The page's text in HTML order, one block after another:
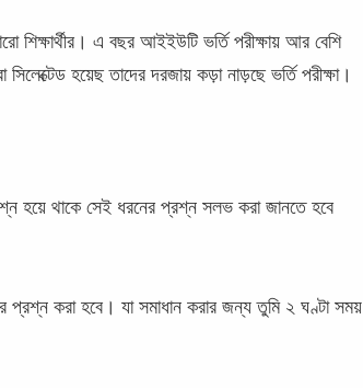
শিক্ষার্থীর। এ বছর আইইউটি ভর্তি পরীক্ষায় আর বেশি
হয়েছ তাদের দরজায় কড়া নাড়ছে ভর্তি পরীক্ষা।
হয়ে থাকে সেই ধরনের প্রশ্ন সলভ করা জানতে হবে
প্রশ্ন করা হবে। যা সমাধান করার জন্য তুমি ২ ঘণ্টা সময়